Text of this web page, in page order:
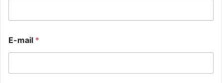
-
m
E-mail *